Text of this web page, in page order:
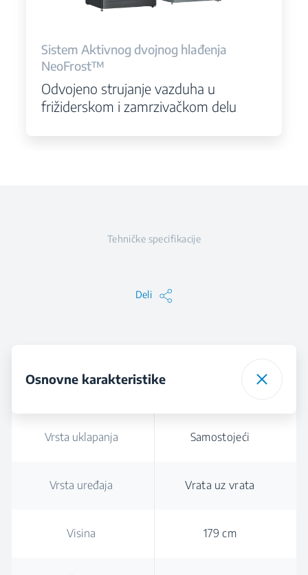
Sistem Aktivnog dvojnog hlađenja
NeoFrost™
Odvojeno strujanje vazduha u
frižiderskom i zamrzivačkom delu
Tehničke specifikacije
Deli
Osnovne karakteristike
Vrsta uklapanja Samostojeći
Vrsta uređaja Vrata uz vrata
Visina 179 cm